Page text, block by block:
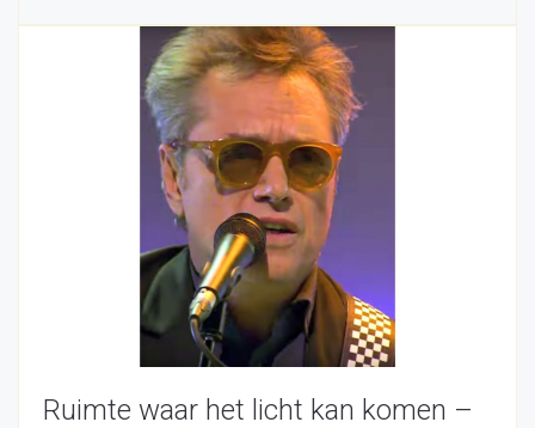
Ruimte waar het licht kan komen –